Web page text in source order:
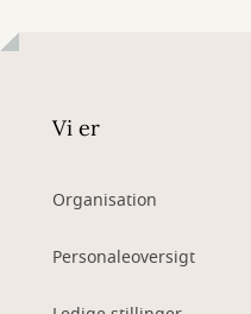
Vi er
Organisation
Personaleoversigt